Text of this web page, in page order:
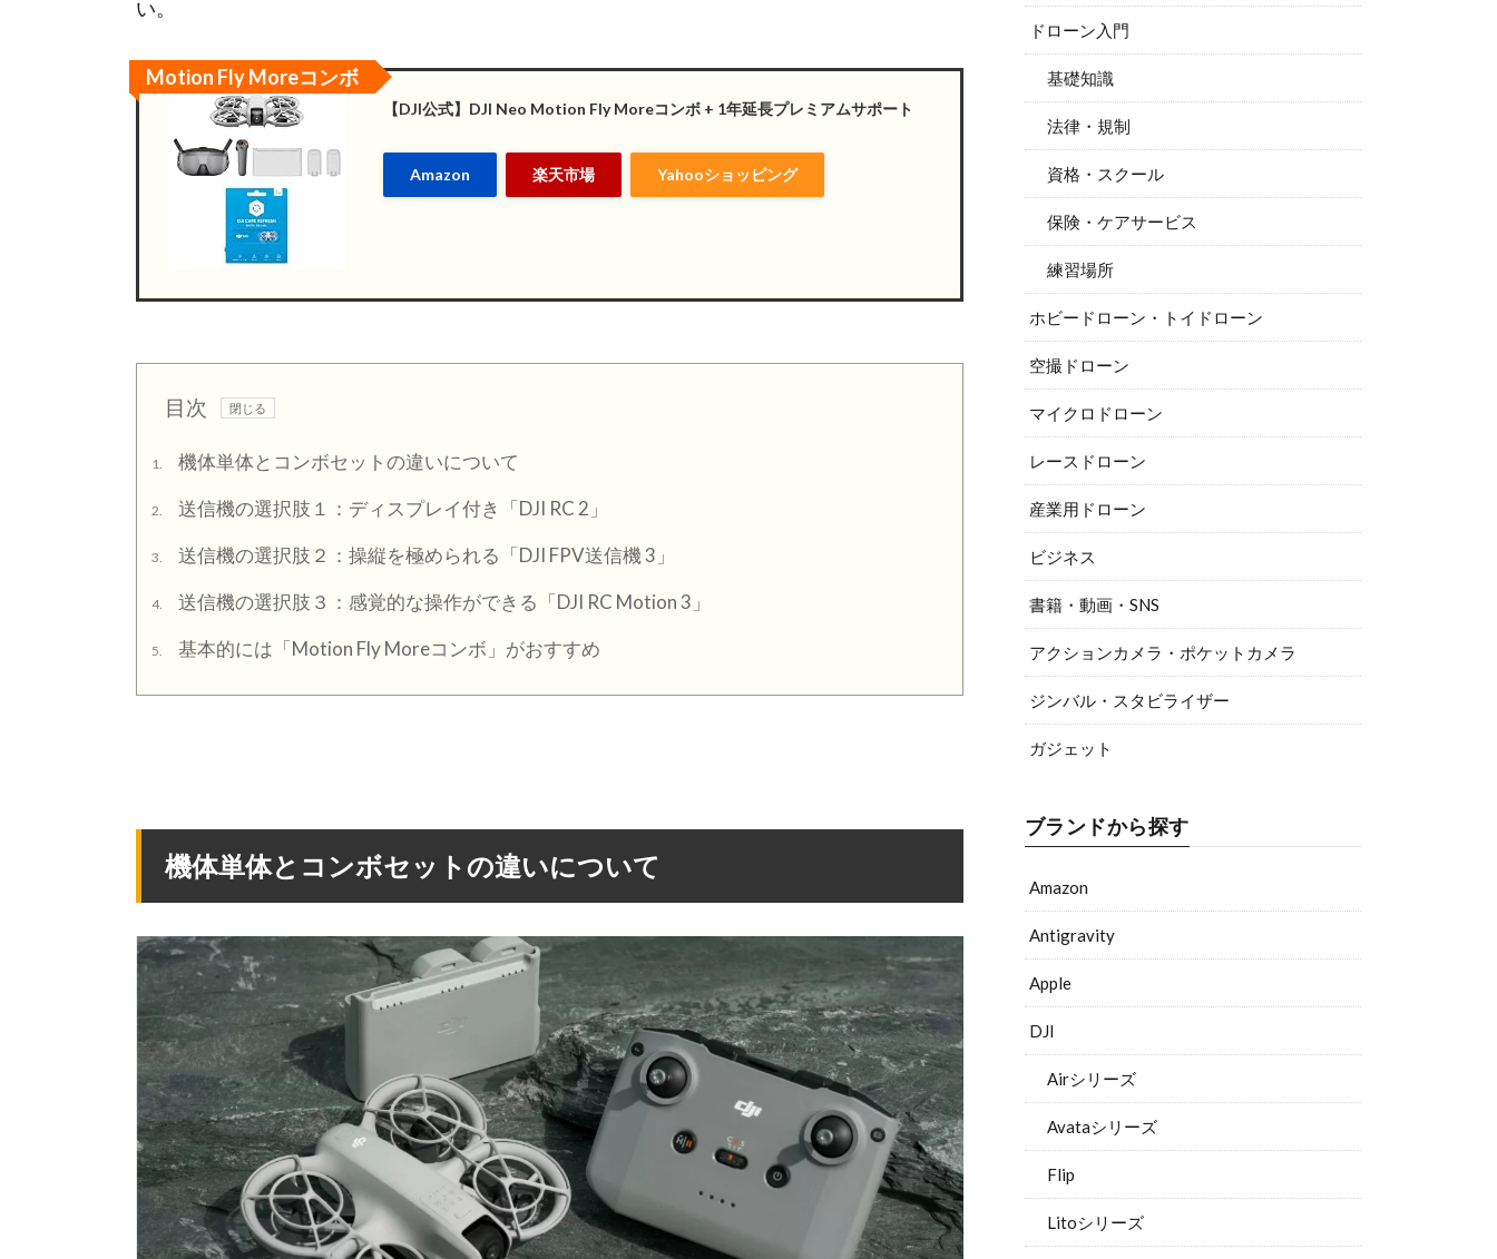
い。
【DJI公式】DJI Neo Motion Fly Moreコンボ + 1年延長プレミアムサポート
Amazon 楽天市場 Yahooショッピング
Motion Fly Moreコンボ
目次
1. 機体単体とコンボセットの違いについて
2. 送信機の選択肢１：ディスプレイ付き「DJI RC 2」
3. 送信機の選択肢２：操縦を極められる「DJI FPV送信機 3」
4. 送信機の選択肢３：感覚的な操作ができる「DJI RC Motion 3」
5. 基本的には「Motion Fly Moreコンボ」がおすすめ
機体単体とコンボセットの違いについて
ドローン入門
基礎知識
法律・規制
資格・スクール
保険・ケアサービス
練習場所
ホビードローン・トイドローン
空撮ドローン
マイクロドローン
レースドローン
産業用ドローン
ビジネス
書籍・動画・SNS
アクションカメラ・ポケットカメラ
ジンバル・スタビライザー
ガジェット
ブランドから探す
Amazon
Antigravity
Apple
DJI
Airシリーズ
Avataシリーズ
Flip
Litoシリーズ